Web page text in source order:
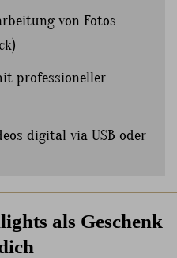
von Fotos
professioneller
digital via USB oder
als Geschenk